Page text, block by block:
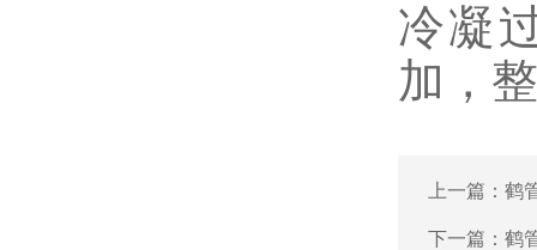
冷凝
加，
上一篇： 鹤
下一篇： 鹤